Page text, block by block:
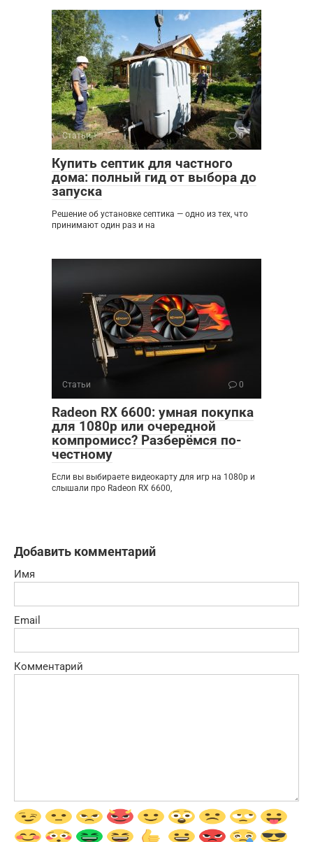
Статьи 0
Купить септик для частного
дома: полный гид от выбора до
запуска
Решение об установке септика — одно из тех, что
принимают один раз и на
Статьи 0
Radeon RX 6600: умная покупка
для 1080p или очередной
компромисс? Разберёмся по-
честному
Если вы выбираете видеокарту для игр на 1080p и
слышали про Radeon RX 6600,
Добавить комментарий
Имя
Email
Комментарий